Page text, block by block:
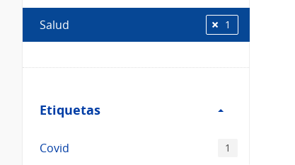
Salud 1
Etiquetas
Etiquetas
Covid 1